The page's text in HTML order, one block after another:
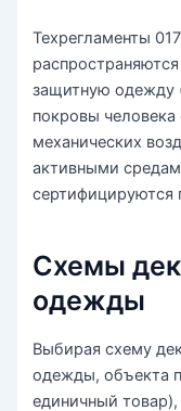
Техрегламенты
защитную
покровы человека
механических
активными
сертифицируются
Схемы
одежды
Выбирая схему
одежды, объекта
единичный